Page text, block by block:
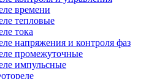
времени
тепловые
тока
напряжения и контроля фаз
промежуточные
импульсные